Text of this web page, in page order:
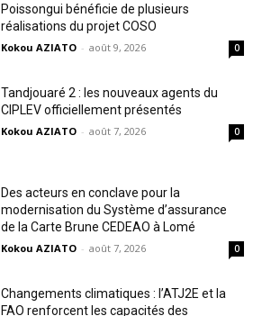
Poissongui bénéficie de plusieurs
réalisations du projet COSO
Kokou AZIATO - août 9, 2026 0
Tandjouaré 2 : les nouveaux agents du
CIPLEV officiellement présentés
Kokou AZIATO - août 7, 2026 0
Des acteurs en conclave pour la
modernisation du Système d’assurance
de la Carte Brune CEDEAO à Lomé
Kokou AZIATO - août 7, 2026 0
Changements climatiques : l’ATJ2E et la
FAO renforcent les capacités des